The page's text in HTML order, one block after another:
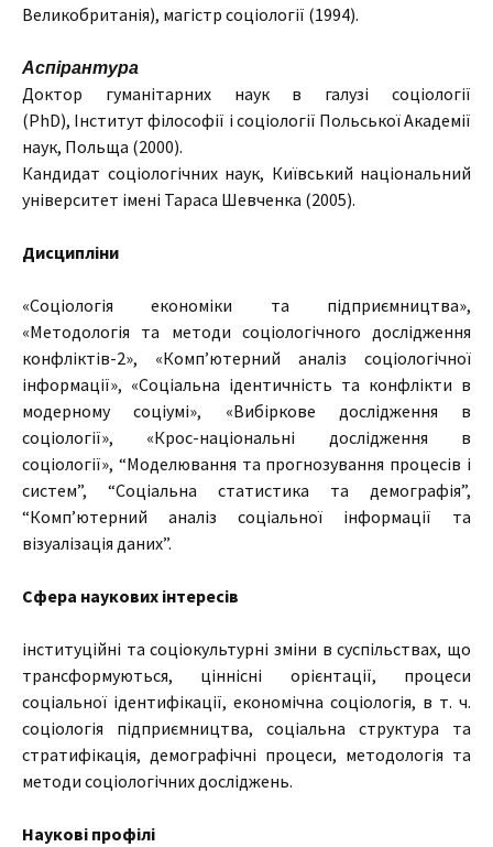
Великобританія), магістр соціології (1994).
Аспірантура
Доктор гуманітарних наук в галузі соціології
(PhD), Інститут філософії і соціології Польської Академії
наук, Польща (2000).
Кандидат соціологічних наук, Київський національний
університет імені Тараса Шевченка (2005).
Дисципліни
«Соціологія економіки та підприємництва»,
«Методологія та методи соціологічного дослідження
конфліктів-2», «Комп’ютерний аналіз соціологічної
інформації», «Соціальна ідентичність та конфлікти в
модерному соціумі», «Вибіркове дослідження в
соціології», «Крос-національні дослідження в
соціології», “Моделювання та прогнозування процесів і
систем”, “Соціальна статистика та демографія”,
“Комп’ютерний аналіз соціальної інформації та
візуалізація даних”.
Сфера наукових інтересів
інституційні та соціокультурні зміни в суспільствах, що
трансформуються, ціннісні орієнтації, процеси
соціальної ідентифікації, економічна соціологія, в т. ч.
соціологія підприємництва, соціальна структура та
стратифікація, демографічні процеси, методологія та
методи соціологічних досліджень.
Наукові профілі